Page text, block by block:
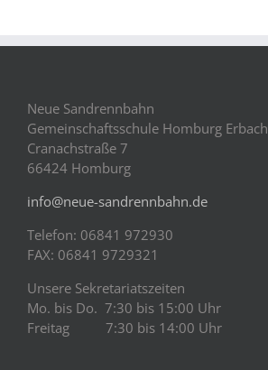
Neue Sandrennbahn
Gemeinschaftsschule Homburg Erbach
Cranachstraße 7
66424 Homburg
info@neue-sandrennbahn.de
Telefon: 06841 972930
FAX: 06841 9729321
Unsere Sekretariatszeiten
Mo. bis Do. 7:30 bis 15:00 Uhr
Freitag 7:30 bis 14:00 Uhr